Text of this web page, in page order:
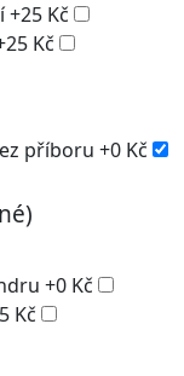
+25 Kč
25 Kč
příboru +0 Kč
+0 Kč
Kč